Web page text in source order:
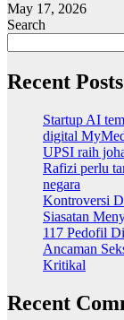
May 17, 2026
Search
Recent Posts
Startup AI
digital
UPSI raih
Rafizi perlu
negara
Kontroversi
Siasatan
117 Pedofil
Ancaman
Kritikal
Recent